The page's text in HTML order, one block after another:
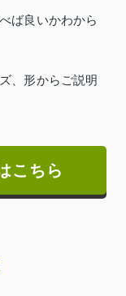
ば良いかわから
、形からご説明
こちら